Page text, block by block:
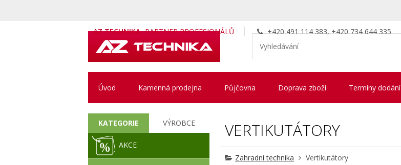
AZ TECHNIKA PARTNER PROFESIONÁLŮ +420 491 114 383, +420 734 644 335
Úvod Kamenná prodejna Půjčovna Doprava zboží Termíny dodání
VERTIKUTÁTORY
Zahradní technika Vertikutátory
KATEGORIE VÝROBCE
AKCE